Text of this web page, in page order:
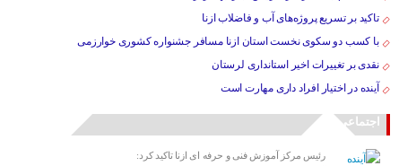
تاکید بر تسریع پروژه‌های آب و فاضلاب ازنا
با کسب دو سکوی نخست استان ازنا مسافر جشنواره کشوری خوارزمی
نقدی بر تغییرات اخیر استانداری لرستان
آینده در اختیار افراد داری مهارت است
اجتماعی
رئیس مرکز آموزش فنی و حرفه ای ازنا تاکید کرد: